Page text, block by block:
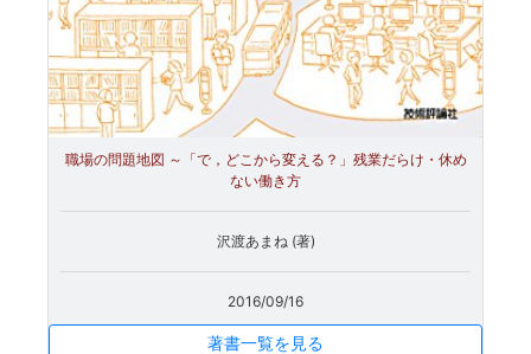
職場の問題地図 ～「で，どこから変える？」残業だらけ・休め
ない働き方
沢渡あまね (著)
2016/09/16
著書一覧を見る